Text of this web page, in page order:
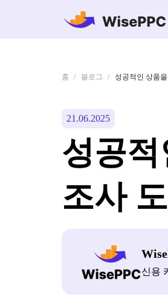
홈 / 블로그 / 성공적인 상품
21.06.2025
성공
조사
신용